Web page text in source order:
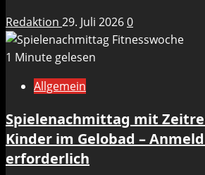
Redaktion 29. Juli 20260
1 Minute gelesen
Allgemein
Spielenachmittag mit
Kinder im Gelobad –
erforderlich